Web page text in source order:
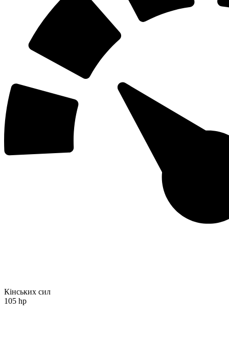
Кінських сил
105 hp